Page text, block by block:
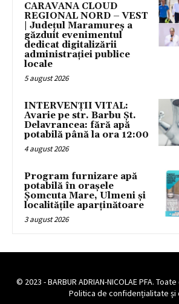
CARAVANA CLOUD
REGIONAL NORD – VEST
| Județul Maramureș a
găzduit evenimentul
dedicat digitalizării
administrației publice
locale
5 august 2026
INTERVENȚII VITAL:
Avarie pe str. Barbu Șt.
Delavrancea: fără apă
potabilă până la ora 12:00
4 august 2026
Program furnizare apă
potabilă în orașele
Șomcuta Mare, Ulmeni și
localitățile aparținătoare
3 august 2026
© 2023 - BARBUR ADRIAN-NICOLAE PFA.
Politica de confidențialitate și